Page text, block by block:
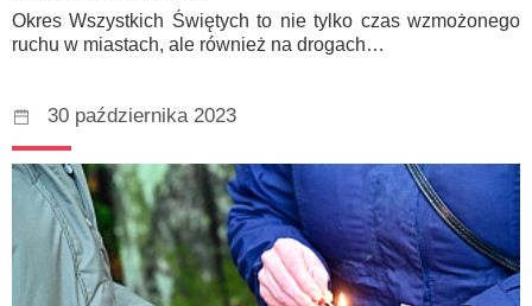
Okres Wszystkich Świętych to nie tylko czas wzmożonego
ruchu w miastach, ale również na drogach…
30 października 2023